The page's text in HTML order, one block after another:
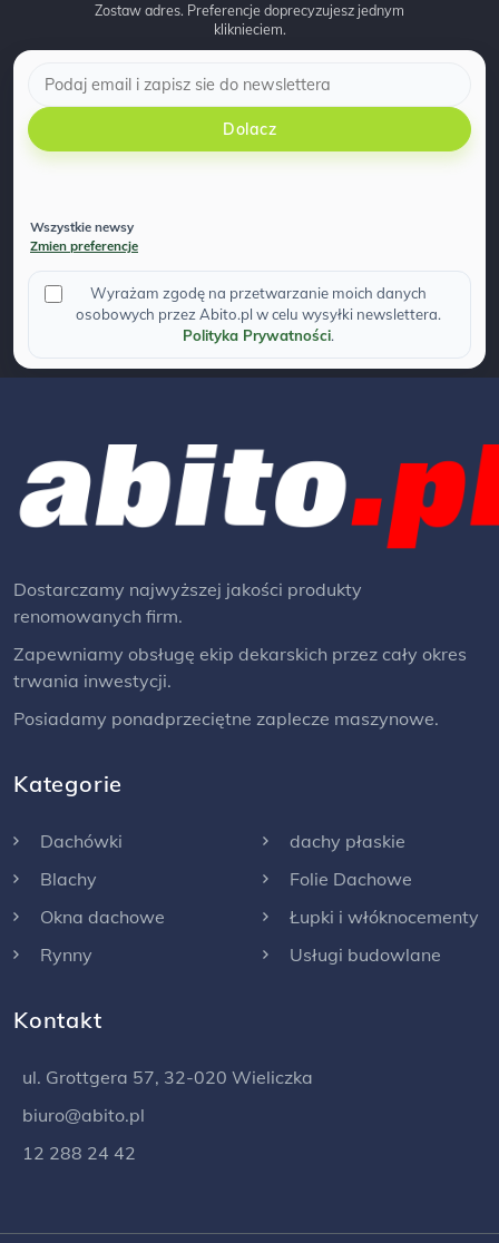
Zostaw adres. Preferencje doprecyzujesz jednym
kliknieciem.
Dolacz
Wszystkie newsy
Zmien preferencje
Wyrażam zgodę na przetwarzanie moich danych
osobowych przez Abito.pl w celu wysyłki newslettera.
Polityka Prywatności.
Dostarczamy najwyższej jakości produkty
renomowanych firm.
Zapewniamy obsługę ekip dekarskich przez cały okres
trwania inwestycji.
Posiadamy ponadprzeciętne zaplecze maszynowe.
Kategorie
Dachówki
Blachy
Okna dachowe
Rynny
dachy płaskie
Folie Dachowe
Łupki i włóknocementy
Usługi budowlane
Kontakt
ul. Grottgera 57, 32-020 Wieliczka
biuro@abito.pl
12 288 24 42